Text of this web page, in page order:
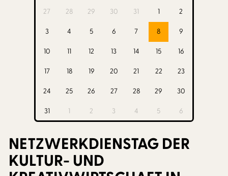
27 28 29 30 31 1 2
3 4 5 6 7 8 9
10 11 12 13 14 15 16
17 18 19 20 21 22 23
24 25 26 27 28 29 30
31 1 2 3 4 5 6
NETZWERKDIENSTAG DER
KULTUR- UND